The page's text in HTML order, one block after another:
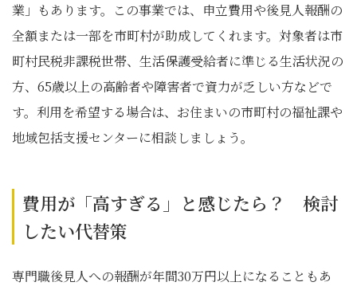
業」もあります。この事業では、申立費用や後見人報酬の
全額または一部を市町村が助成してくれます。対象者は市
町村民税非課税世帯、生活保護受給者に準じる生活状況の
方、65歳以上の高齢者や障害者で資力が乏しい方などで
す。利用を希望する場合は、お住まいの市町村の福祉課や
地域包括支援センターに相談しましょう。
費用が「高すぎる」と感じたら？ 検討
したい代替策
専門職後見人への報酬が年間30万円以上になることもあ